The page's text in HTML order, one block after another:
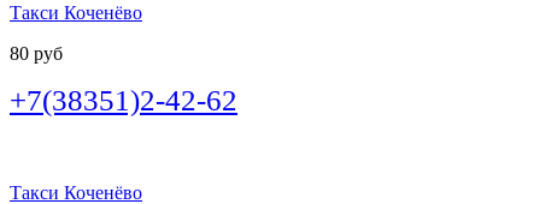
Такси Коченёво
80 руб
+7(38351)2-42-62
Такси Коченёво